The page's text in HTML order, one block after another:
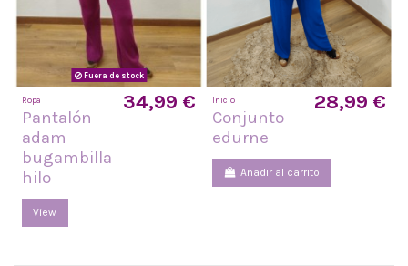
Fuera de stock
Ropa
Pantalón
adam
bugambilla
hilo
34,99 €
View
Inicio
Conjunto
edurne
28,99 €
Añadir al carrito